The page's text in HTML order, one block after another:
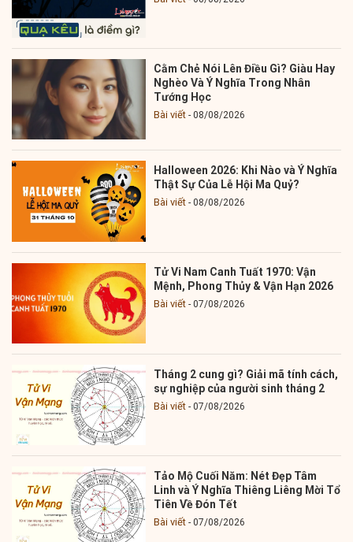
Cằm Chẻ Nói Lên Điều Gì? Giàu Hay
Nghèo Và Ý Nghĩa Trong Nhân
Tướng Học
Bài viết 08/08/2026
Halloween 2026: Khi Nào và Ý Nghĩa
Thật Sự Của Lễ Hội Ma Quỷ?
Bài viết 08/08/2026
Tử Vi Nam Canh Tuất 1970: Vận
Mệnh, Phong Thủy & Vận Hạn 2026
Bài viết 07/08/2026
Tháng 2 cung gì? Giải mã tính cách,
sự nghiệp của người sinh tháng 2
Bài viết 07/08/2026
Tảo Mộ Cuối Năm: Nét Đẹp Tâm
Linh và Ý Nghĩa Thiêng Liêng Mời Tổ
Tiên Về Đón Tết
Bài viết 07/08/2026